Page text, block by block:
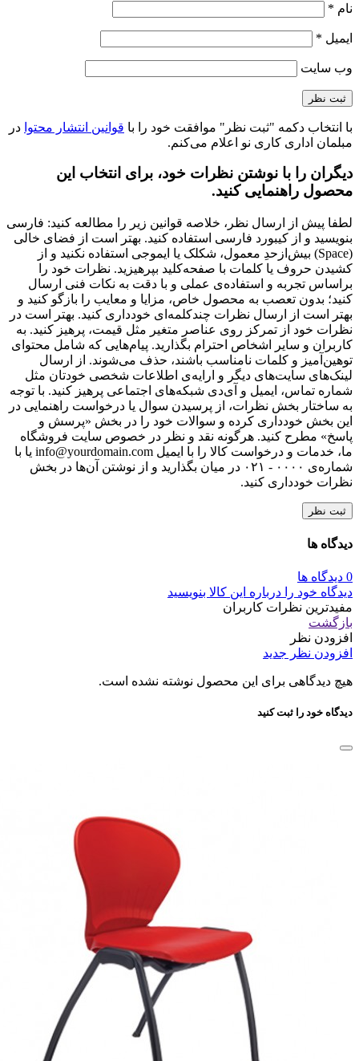
نام *
ایمیل *
وب‌ سایت
با انتخاب دکمه "ثبت نظر" موافقت خود را با قوانین انتشار محتوا در
مبلمان اداری کاری نو اعلام می‌کنم.
دیگران را با نوشتن نظرات خود، برای انتخاب این
محصول راهنمایی کنید.
لطفا پیش از ارسال نظر، خلاصه قوانین زیر را مطالعه کنید: فارسی
بنویسید و از کیبورد فارسی استفاده کنید. بهتر است از فضای خالی
(Space) بیش‌از‌حدِ معمول، شکلک یا ایموجی استفاده نکنید و از
کشیدن حروف یا کلمات با صفحه‌کلید بپرهیزید. نظرات خود را
براساس تجربه و استفاده‌ی عملی و با دقت به نکات فنی ارسال
کنید؛ بدون تعصب به محصول خاص، مزایا و معایب را بازگو کنید و
بهتر است از ارسال نظرات چندکلمه‌‌ای خودداری کنید. بهتر است در
نظرات خود از تمرکز روی عناصر متغیر مثل قیمت، پرهیز کنید. به
کاربران و سایر اشخاص احترام بگذارید. پیام‌هایی که شامل محتوای
توهین‌آمیز و کلمات نامناسب باشند، حذف می‌شوند. از ارسال
لینک‌های سایت‌های دیگر و ارایه‌ی اطلاعات شخصی خودتان مثل
شماره تماس، ایمیل و آی‌دی شبکه‌های اجتماعی پرهیز کنید. با توجه
به ساختار بخش نظرات، از پرسیدن سوال یا درخواست راهنمایی در
این بخش خودداری کرده و سوالات خود را در بخش «پرسش و
پاسخ» مطرح کنید. هرگونه نقد و نظر در خصوص سایت فروشگاه
ما، خدمات و درخواست کالا را با ایمیل info@yourdomain.com یا با
شماره‌ی ۰۰۰۰ - ۰۲۱ در میان بگذارید و از نوشتن آن‌ها در بخش
نظرات خودداری کنید.
ثبت نظر
دیدگاه ها
0 دیدگاه ها
دیدگاه خود را درباره این کالا بنویسید
مفیدترین نظرات کاربران
بازگشت
افزودن نظر
افزودن نظر جدید
هیچ دیدگاهی برای این محصول نوشته نشده است.
دیدگاه خود را ثبت کنید